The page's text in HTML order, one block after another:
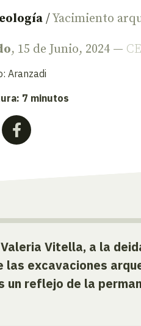
/Yacimiento
, 15 de Junio, 2024 —
Aranzadi
7 minutos
Vitella, a la
las excavaciones
un reflejo de la